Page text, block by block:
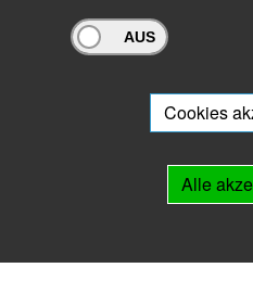
Archivportal Thüringen
Ihnen beratend zur Seite.Cookies
Alle